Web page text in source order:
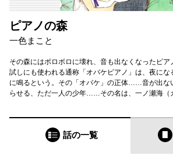
ピアノの森
一色まこと
その森にはボロボロに壊れ、音も出なくなったピア
試しにも使われる通称「オバケピアノ」は、夜に
に鳴るという。その「オバケ」の正体……音が出な
らせる、ただ一人の少年……その名は、一ノ瀬海（
話の一覧